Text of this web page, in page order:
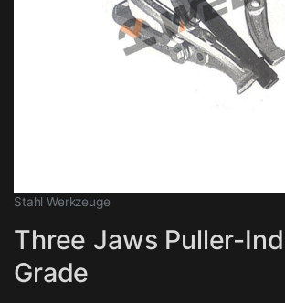
Stahl Werkzeuge
Three Jaws Puller-
Grade